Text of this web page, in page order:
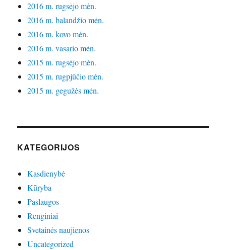
2016 m. rugsėjo mėn.
2016 m. balandžio mėn.
2016 m. kovo mėn.
2016 m. vasario mėn.
2015 m. rugsėjo mėn.
2015 m. rugpjūčio mėn.
2015 m. gegužės mėn.
KATEGORIJOS
Kasdienybė
Kūryba
Paslaugos
Renginiai
Svetainės naujienos
Uncategorized